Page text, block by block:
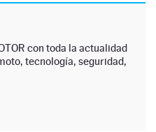
con toda la actualidad
tecnología, seguridad,